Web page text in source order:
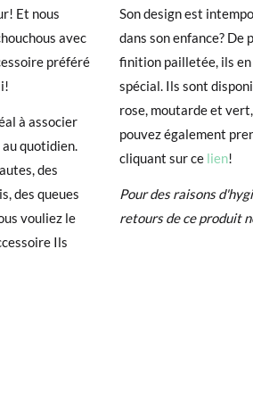
Et nous
avec
préféré
à associer
au quotidien.
des
des queues
vouliez le
Ils
Son design est
dans son enfance? De
finition pailletée, ils en
spécial. Ils sont
rose, moutarde et
pouvez également
cliquant sur ce lien!
Pour des raisons
retours de ce produit
pas tout à fait à ce que vous
pour lancer la procédure. Si
et saisir votre numéro de